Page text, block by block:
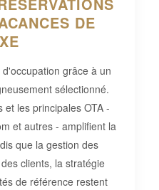
DE
grâce à un
sélectionné.
et les principales OTA -
et autres - amplifient la
que la gestion des
clients, la stratégie
de référence restent